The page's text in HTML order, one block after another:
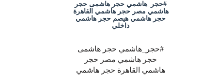
#حجر_هاشمي حجر هاشمى حجر
هاشمي مصر حجر هاشمي القاهرة
حجر هاشمي هيصم حجر هاشمي
داخلي
#حجر_هاشمي حجر هاشمى
حجر هاشمي مصر حجر
هاشمي القاهرة حجر هاشمي